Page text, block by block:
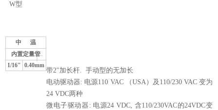
W型
+
中
温
内置定量管
1/16" 0.40mm
带2"加长杆. 手动型的无加长
电动驱动器: 电源110 VAC （USA）及110/230 VAC 变为
24 VDC两种
微电子驱动器: 电源24 VDC, 含110/230VAC的24VDC变